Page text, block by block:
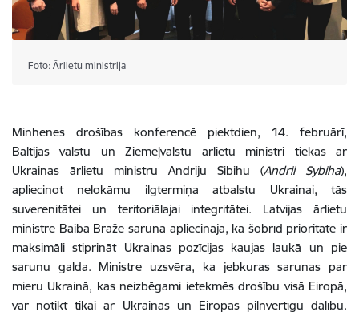
Foto: Ārlietu ministrija
Minhenes drošības konferencē piektdien, 14. februārī,
Baltijas valstu un Ziemeļvalstu ārlietu ministri tiekās ar
Ukrainas ārlietu ministru Andriju Sibihu (Andrii Sybiha),
apliecinot nelokāmu ilgtermiņa atbalstu Ukrainai, tās
suverenitātei un teritoriālajai integritātei. Latvijas ārlietu
ministre Baiba Braže sarunā apliecināja, ka šobrīd prioritāte ir
maksimāli stiprināt Ukrainas pozīcijas kaujas laukā un pie
sarunu galda. Ministre uzsvēra, ka jebkuras sarunas par
mieru Ukrainā, kas neizbēgami ietekmēs drošību visā Eiropā,
var notikt tikai ar Ukrainas un Eiropas pilnvērtīgu dalību.